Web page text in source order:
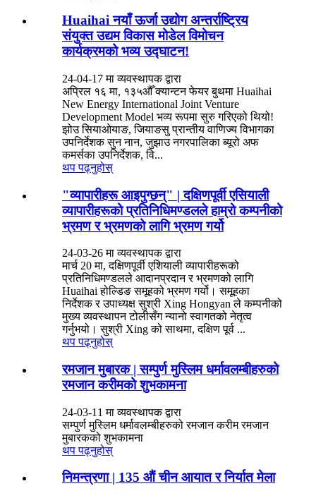
Huaihai नयाँ ऊर्जा उद्योग अन्तर्राष्ट्रिय
संयुक्त उद्यम विकास मोडेल विमोचन
कार्यक्रमको भव्य उद्घाटन!
24-04-17 मा व्यवस्थापक द्वारा
अप्रिल १६ मा, १३५औँ क्यान्टन फेयर बुथमा Huaihai
New Energy International Joint Venture
Development Model भव्य रूपमा सुरु गरिएको थियो!
झोउ सियाओयाङ, जियाङसु प्रान्तीय वाणिज्य विभागका
उपनिर्देशक सुन नान, जुझाउ नगरपालिका ब्यूरो अफ
कमर्सका उपनिर्देशक, वि...
थप पढ्नुहोस्
"व्यापारीहरू आइपुग्छन्" | दक्षिणपूर्वी एसियाली
व्यापारीहरूको प्रतिनिधिमण्डलले हाम्रो कम्पनीको
भ्रमण र भ्रमणको लागि भ्रमण गर्यो
24-03-26 मा व्यवस्थापक द्वारा
मार्च 20 मा, दक्षिणपूर्वी एशियाली व्यापारीहरूको
प्रतिनिधिमण्डलले आदानप्रदान र भ्रमणको लागि
Huaihai होल्डिङ समूहको भ्रमण गर्यो। समूहका
निर्देशक र उपाध्यक्ष सुश्री Xing Hongyan ले कम्पनीको
मुख्य व्यवस्थापन टोलीसँग न्यानो स्वागतको नेतृत्व
गर्नुभयो। सुश्री Xing को साथमा, दक्षिण पूर्व ...
थप पढ्नुहोस्
रमजान मुबारक | सम्पुर्ण मुस्लिम धर्मावलम्बीहरुको
रमजान करीमको शुभकामना
24-03-11 मा व्यवस्थापक द्वारा
सम्पुर्ण मुस्लिम धर्मावलम्बीहरुको रमजान करीम रमजान
मुबारकको शुभकामना
थप पढ्नुहोस्
निमन्त्रणा | 135 औं चीन आयात र निर्यात मेला